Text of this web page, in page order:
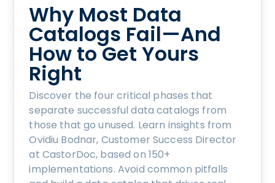
Why Most Data
Catalogs Fail—And
How to Get Yours
Right
Discover the four critical phases that
separate successful data catalogs from
those that go unused. Learn insights from
Ovidiu Bodnar, Customer Success Director
at CastorDoc, based on 150+
implementations. Avoid common pitfalls